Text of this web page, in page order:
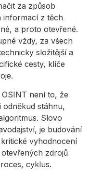
za způsob
informací z těch
a proto otevřené.
vždy, za všech
složitější a
cesty, klíče
není to, že
odněkud stáhnu,
Slovo
je budování
vyhodnocení
zdrojů
cyklus.